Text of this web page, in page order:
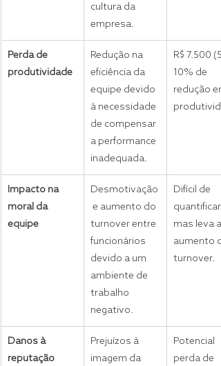
cultura da
empresa.
Perda de
produtividade
Redução na
eficiência da
equipe devido
à necessidade
de compensar
a performance
inadequada.
R$ 7.500 (5-
10% de
redução
Impacto na
moral da
equipe
Desmotivação
e aumento do
turnover entre
funcionários
devido a um
ambiente de
trabalho
negativo.
Difícil de
quantificar,
mas leva
aumento
turnover.
Danos à
reputação
Prejuízos à
imagem da
Potencial
perda de